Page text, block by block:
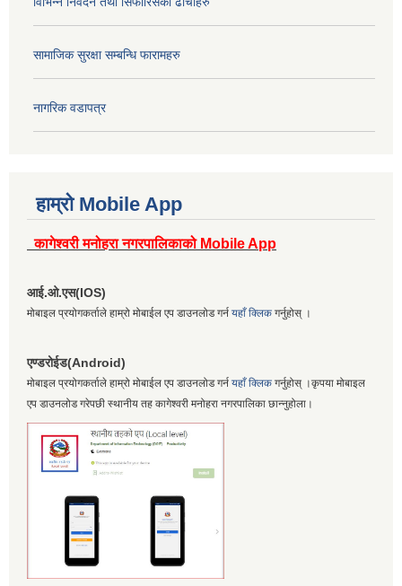
सामाजिक सुरक्षा सम्बन्धि फारामहरु
नागरिक वडापत्र
हाम्रो Mobile App
कागेश्वरी मनोहरा नगरपालिकाको Mobile App
आई.ओ.एस(IOS)
मोबाइल प्रयोगकर्ताले हाम्रो मोबाईल एप डाउनलोड गर्न यहाँ क्लिक गर्नुहोस् ।
एण्डरोईड(Android)
मोबाइल प्रयोगकर्ताले हाम्रो मोबाईल एप डाउनलोड गर्न यहाँ क्लिक गर्नुहोस् ।कृपया मोबाइल
एप डाउनलोड गरेपछी स्थानीय तह कागेश्वरी मनोहरा नगरपालिका छान्नुहोला।